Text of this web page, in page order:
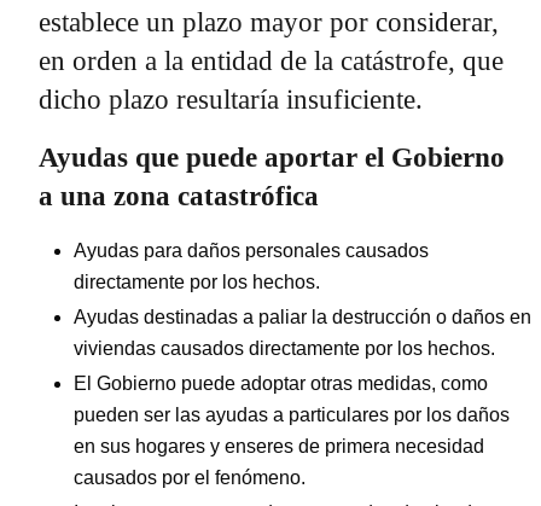
establece un plazo mayor por considerar,
en orden a la entidad de la catástrofe, que
dicho plazo resultaría insuficiente.
Ayudas que puede aportar el Gobierno
a una zona catastrófica
Ayudas para daños personales causados
directamente por los hechos.
Ayudas destinadas a paliar la destrucción o daños en
viviendas causados directamente por los hechos.
El Gobierno puede adoptar otras medidas, como
pueden ser las ayudas a particulares por los daños
en sus hogares y enseres de primera necesidad
causados por el fenómeno.